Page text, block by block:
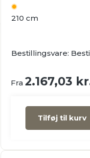
210 cm
Bestillingsvare:
Fra 2.167,03
Tilføj til kurv